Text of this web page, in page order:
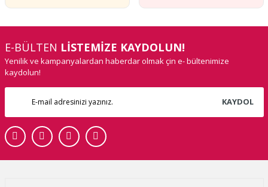
E-BÜLTEN LİSTEMİZE KAYDOLUN!
Yenilik ve kampanyalardan haberdar olmak çin e- bültenimize
kaydolun!
KAYDOL